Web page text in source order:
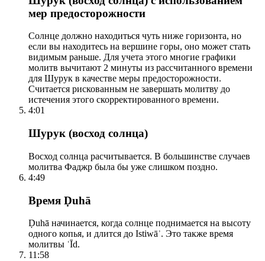
мер предосторожности
Солнце должно находиться чуть ниже горизонта, но
если вы находитесь на вершине горы, оно может стать
видимым раньше. Для учета этого многие графики
молитв вычитают 2 минуты из рассчитанного времени
для Шурук в качестве меры предосторожности.
Считается рискованным не завершать молитву до
истечения этого скорректированного времени.
4:01
Шурук (восход солнца)
Восход солнца расчитывается. В большинстве случаев
молитва Фаджр была бы уже слишком поздно.
4:49
Время Ḍuhā
Ḍuhā начинается, когда солнце поднимается на высоту
одного копья, и длится до Istiwāʾ. Это также время
молитвы ʿĪd.
11:58